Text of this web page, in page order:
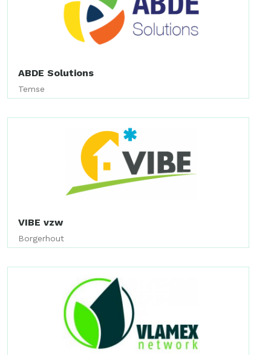
ABDE Solutions
Temse
VIBE vzw
Borgerhout